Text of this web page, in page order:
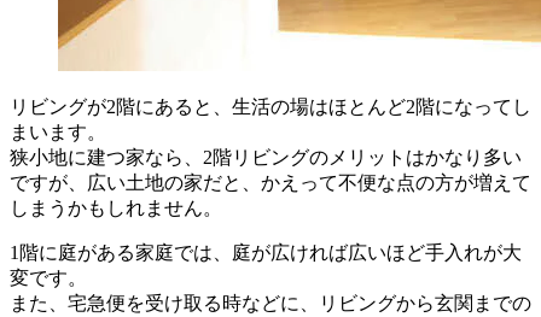
リビングが2階にあると、生活の場はほとんど2階になってし
まいます。
狭小地に建つ家なら、2階リビングのメリットはかなり多い
ですが、広い土地の家だと、かえって不便な点の方が増えて
しまうかもしれません。
1階に庭がある家庭では、庭が広ければ広いほど手入れが大
変です。
また、宅急便を受け取る時などに、リビングから玄関までの